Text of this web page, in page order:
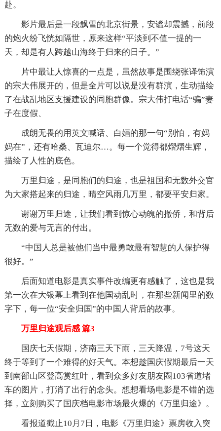
赴。
影片最后是一段飘雪的北京街景，安谧却震撼，前段
的炮火纷飞恍如隔世，原来这样“平淡到不值一提的一
天，却是有人跨越山海终于归来的日子。”
片中最让人惊喜的一点是，虽然故事是围绕张译饰演
的宗大伟展开的，但是全片可以说是没有群演，生动描绘
了在战乱地区支援建设的同胞群像。宗大伟打电话“骗”妻
子在度假、
成朗无畏的用英文喊话、白婳的那一句“别怕，有妈
妈在”，还有哈桑、瓦迪尔…。每一个觉得都熠熠生辉，
描绘了人性的底色。
万里归途，是同胞们的归途，也是祖国和无数外交官
为大家搭起来的归途，晴空风雨几万里，都要平安归家。
谢谢万里归途，让我们看到惊心动魄的撤侨，和背后
无数的爱与无言的付出。
“中国人总是被他们当中最勇敢最有智慧的人保护得
很好。”
后面知道电影是真实事件改编更有感触了，这也是我
第一次在大银幕上看到在他国动乱时，在那些新闻里的数
字下，每一位“安全归国”的中国人背后的故事。
万里归途观后感 篇3
国庆七天假期，济南三天下雨，三天降温，7号这天
终于等到了一个难得的好天气。本想趁国庆假期最后一天
到南部山区登高赏红叶，看到众多好友朋友圈103省道堵
车的图片，打消了出行的念头。想想看场电影是不错的选
择，立刻购买了国庆档电影市场最火爆的《万里归途》。
看报道截止10月7日，电影《万里归途》票房收入突